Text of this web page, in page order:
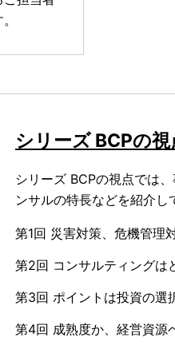
シリーズ BCPの視
シリーズ BCPの視点では
ンサルの特長などを紹介し
第1回 災害対策、危機管理
第2回 コンサルティングは
第3回 ポイントは投資の選
第4回 成熟度か、経営資源